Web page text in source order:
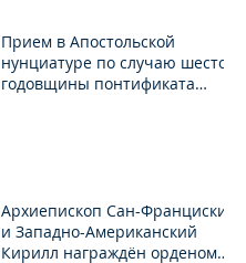
Прием в Апостольской
нунциатуре по случаю шестой
годовщины понтификата
Архиепископ Сан-Франциский
и Западно-Американский
Кирилл награждён орденом